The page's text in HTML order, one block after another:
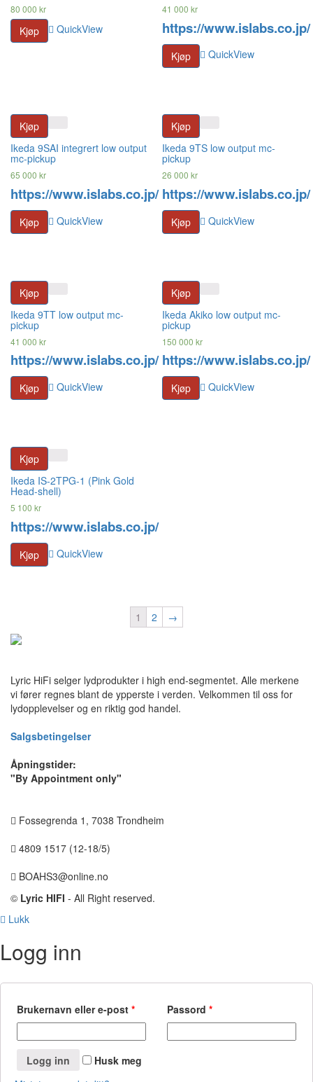
80 000 kr
Kjøp QuickView
41 000kr
https://www.islabs.co.jp/
Kjøp QuickView
Kjøp
Ikeda 9SAI integrert low output
mc-pickup
65 000 kr
https://www.islabs.co.jp/
Kjøp QuickView
Kjøp
Ikeda 9TS low output mc-
pickup
26 000kr
https://www.islabs.co.jp/
Kjøp QuickView
Kjøp
Ikeda 9TT low output mc-
pickup
41 000 kr
https://www.islabs.co.jp/
Kjøp QuickView
Kjøp
Ikeda Akiko low output mc-
pickup
150 000kr
https://www.islabs.co.jp/
Kjøp QuickView
Kjøp
Ikeda IS-2TPG-1 (Pink Gold
Head-shell)
5 100 kr
https://www.islabs.co.jp/
Kjøp QuickView
1 2 →
Lyric HiFi selger lydprodukter i high end-segmentet. Alle merkene
vi fører regnes blant de ypperste i verden. Velkommen til oss for
lydopplevelser og en riktig god handel.
Salgsbetingelser
Åpningstider:
"By Appointment only"
Fossegrenda 1, 7038 Trondheim
4809 1517 (12-18/5)
BOAHS3@online.no
© Lyric HIFI - All Right reserved.
Lukk
Logg inn
Brukernavn eller e-post * Passord*
Logg inn
Husk meg